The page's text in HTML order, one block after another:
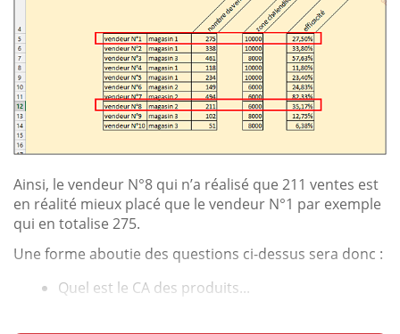
Ainsi, le vendeur N°8 qui n’a réalisé que 211 ventes est
en réalité mieux placé que le vendeur N°1 par exemple
qui en totalise 275.
Une forme aboutie des questions ci-dessus sera donc :
Quel est le CA des produits...